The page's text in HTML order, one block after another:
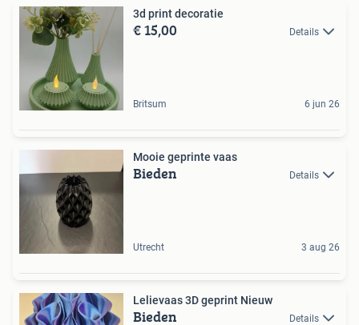
3d print decoratie
€ 15,00 Details
Britsum 6 jun 26
Mooie geprinte vaas
Bieden Details
Utrecht 3 aug 26
Lelievaas 3D geprint Nieuw
Bieden Details